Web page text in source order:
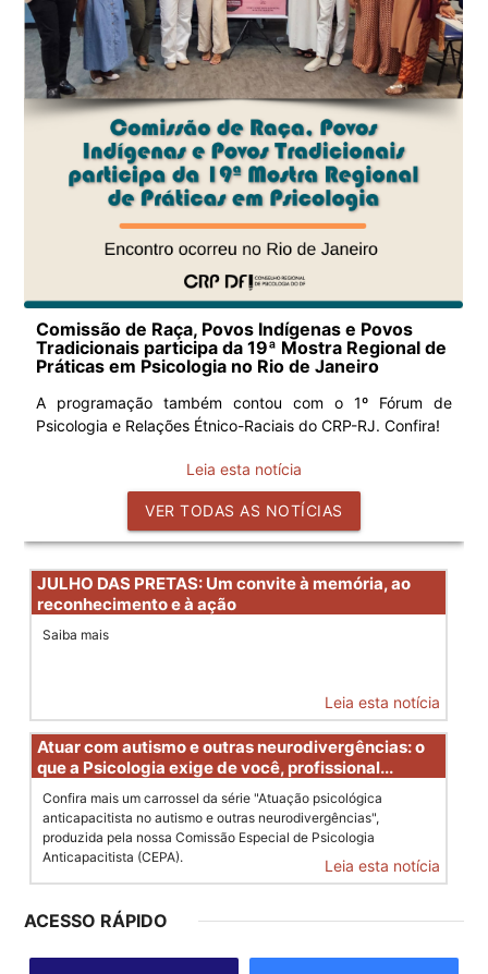
Comissão de Raça, Povos Indígenas e Povos
Tradicionais participa da 19ª Mostra Regional de
Práticas em Psicologia no Rio de Janeiro
A programação também contou com o 1º Fórum de
Psicologia e Relações Étnico-Raciais do CRP-RJ. Confira!
Leia esta notícia
VER TODAS AS NOTÍCIAS
JULHO DAS PRETAS: Um convite à memória, ao
reconhecimento e à ação
Saiba mais
Leia esta notícia
Atuar com autismo e outras neurodivergências: o
que a Psicologia exige de você, profissional...
Confira mais um carrossel da série "Atuação psicológica
anticapacitista no autismo e outras neurodivergências",
produzida pela nossa Comissão Especial de Psicologia
Anticapacitista (CEPA).
Leia esta notícia
ACESSO RÁPIDO